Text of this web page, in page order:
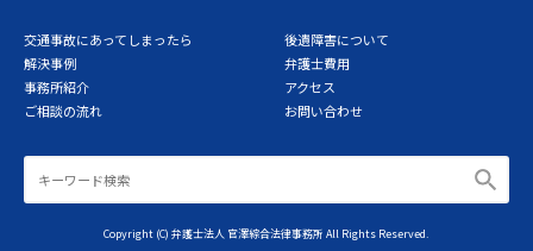
交通事故にあってしまったら
後遺障害について
解決事例
弁護士費用
事務所紹介
アクセス
ご相談の流れ
お問い合わせ
Copyright (C) 弁護士法人 官澤綜合法律事務所 All Rights Reserved.